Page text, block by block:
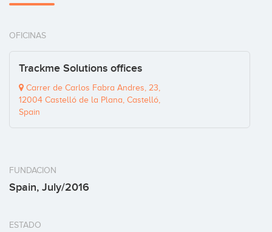
OFICINAS
Trackme Solutions offices
Carrer de Carlos Fabra Andres, 23,
12004 Castelló de la Plana, Castelló,
Spain
FUNDACION
Spain, July/2016
ESTADO